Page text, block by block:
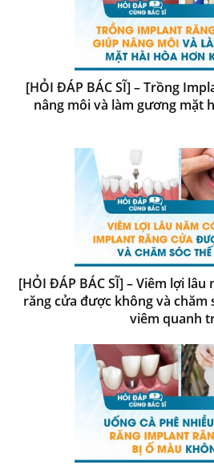
[HỎI ĐÁP BÁC SĨ] – Trồng
nâng môi và làm gương mặt
[HỎI ĐÁP BÁC SĨ] – Viêm lợi
răng cửa được không và chăm
viêm quanh